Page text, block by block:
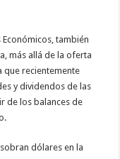
también
más allá de la oferta
que recientemente
y dividendos de las
de los balances de
dólares en la